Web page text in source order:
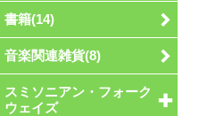
書籍(14)
音楽関連雑貨(8)
スミソニアン・フォーク
ウェイズ